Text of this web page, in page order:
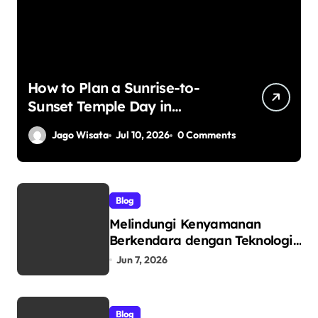
How to Plan a Sunrise-to-
Sunset Temple Day in
Yogyakarta
Jago Wisata Jul 10, 2026 0 Comments
Blog
Melindungi Kenyamanan
Berkendara dengan Teknologi
Dunia: Mengenal V-Kool
Jun 7, 2026
Blog